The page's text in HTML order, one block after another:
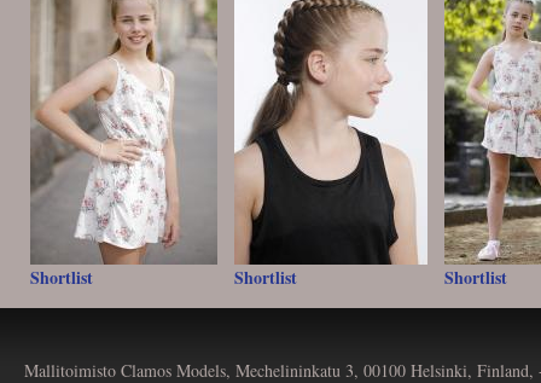
Shortlist Shortlist Shortlist
Mallitoimisto Clamos Models, Mechelininkatu 3, 00100 Helsinki,